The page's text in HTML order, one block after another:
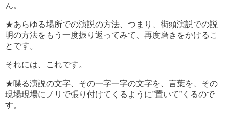
ん。
★あらゆる場所での演説の方法、つまり、街頭演説での説
明の方法をもう一度振り返ってみて、再度磨きをかけるこ
とです。
それには、これです。
★喋る演説の文字、その一字一字の文字を、言葉を、その
現場現場にノリで張り付けてくるように”置いて”くるので
す。